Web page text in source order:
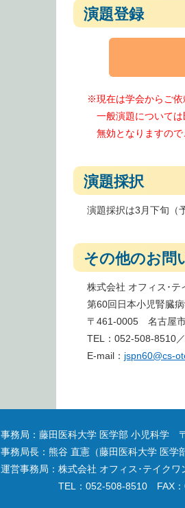
演題登録
※現在は学会からご依
一般演題については
無効となりますので
演題採択
演題採択は3月下旬（
その他のお問
株式会社 オフィス･
第60回日本小児腎臓
〒461-0005 名古屋
TEL：052-508-8510
E-mail： jspn60@cs-
事務局：藤田医科大学 医学部 小児科学
事務局長：熊谷 直憲（藤田医科大学 医学
運営事務局：株式会社 オフィス･テイク
TEL：052-508-8510 FAX